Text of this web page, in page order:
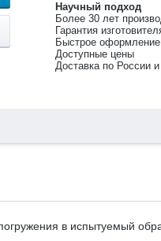
Научный подход
Более 30 лет
Гарантия
Быстрое оформление
Доступные цены
Доставка по России
в испытуемый